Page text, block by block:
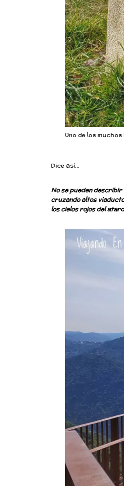
Uno de los
Dice así…
No se pueden describir
cruzando altos
los cielos rojos del